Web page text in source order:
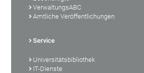
VerwaltungsABC
Amtliche Veröffentlichungen
Service
Universitätsbibliothek
IT-Dienste